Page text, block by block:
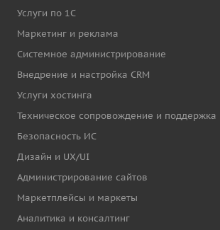
Услуги по 1С
Маркетинг и реклама
Системное администрирование
Внедрение и настройка CRM
Услуги хостинга
Техническое сопровождение и поддержка
Безопасность ИС
Дизайн и UX/UI
Администрирование сайтов
Маркетплейсы и маркеты
Аналитика и консалтинг